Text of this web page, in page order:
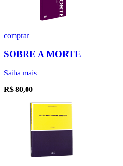
comprar
SOBRE A MORTE
Saiba mais
R$ 80,00